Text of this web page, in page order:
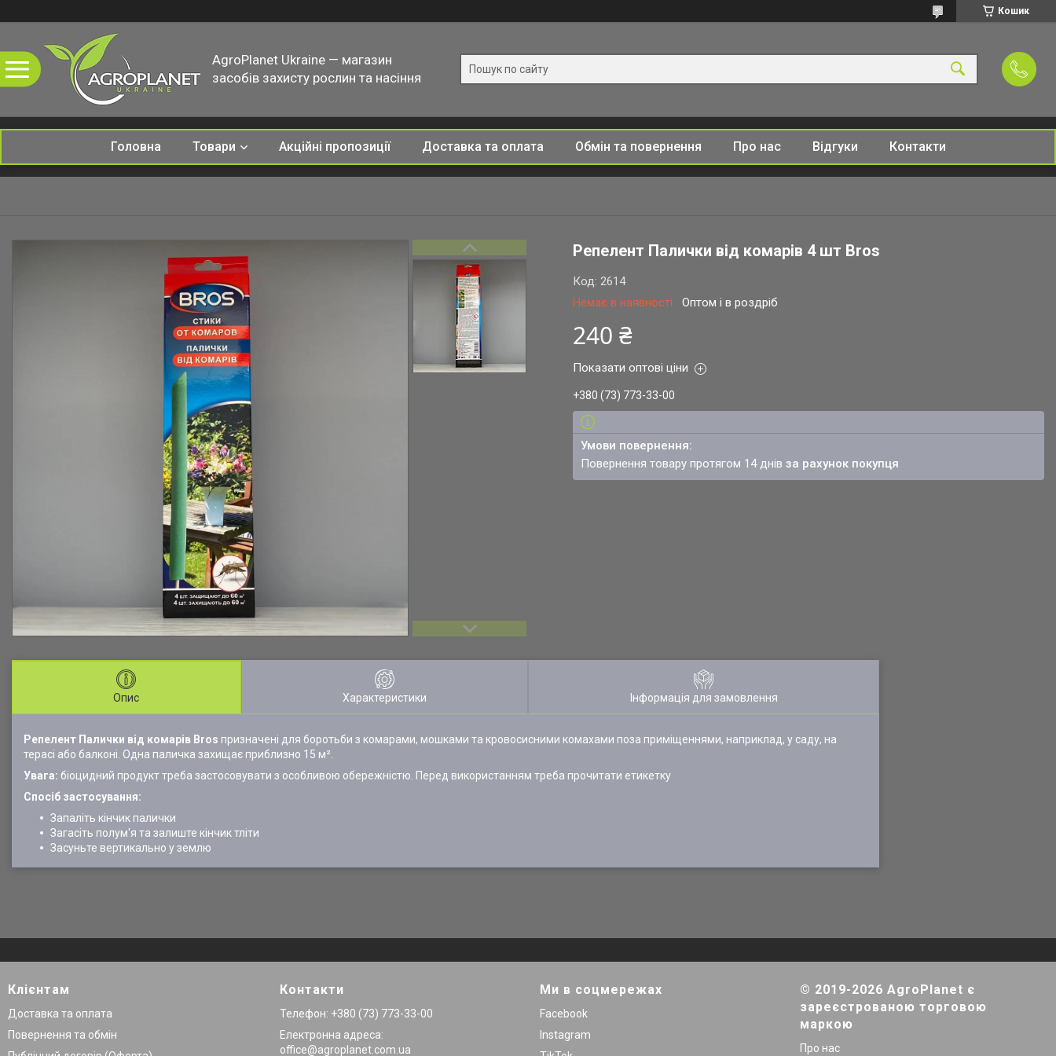
Кошик
AgroPlanet Ukraine — магазин
засобів захисту рослин та насіння
Головна Товари Акційні пропозиції Доставка та оплата Обмін та повернення Про нас Відгуки Контакти
Репелент Палички від комарів 4 шт Bros
Немає в наявності Оптом і в роздріб
Код:2614
240 ₴
Показати оптові ціни
+380 (73) 773-33-00
повернення товару протягом 14 днівза рахунок покупця
Опис Характеристики Інформація для замовлення
Репелент Палички від комарів Bros призначені для боротьби з комарами, мошками та кровосисними комахами поза приміщеннями, наприклад, у саду, на
терасі або балконі. Одна паличка захищає приблизно 15 м².
Увага: біоцидний продукт треба застосовувати з особливою обережністю. Перед використанням треба прочитати етикетку
Спосіб застосування:
Запаліть кінчик палички
Загасіть полум'я та залиште кінчик тліти
Засуньте вертикально у землю
Клієнтам
Доставка та оплата
Повернення та обмін
Контакти
Телефон: +380 (73) 773-33-00
Електронна адреса:
office@agroplanet.com.ua
Ми в соцмережах
Facebook
Instagram
© 2019-2026 AgroPlanet є
зареєстрованою торговою
маркою
Про нас